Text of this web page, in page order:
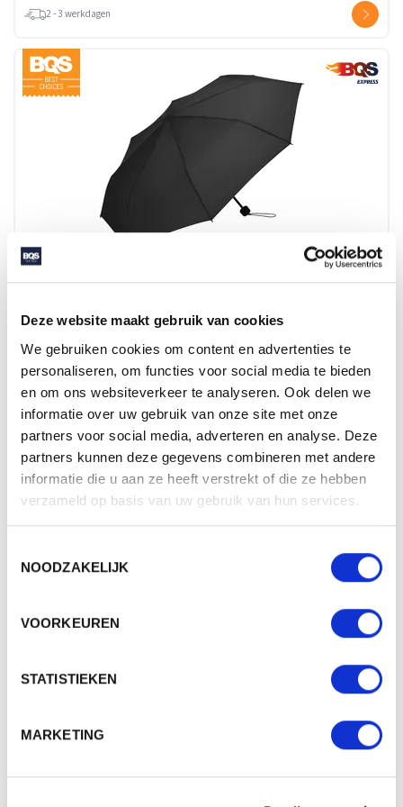
Deze website maakt gebruik van cookies
We gebruiken cookies om content en advertenties te
personaliseren, om functies voor social media te bieden
en om ons websiteverkeer te analyseren. Ook delen we
informatie over uw gebruik van onze site met onze
partners voor social media, adverteren en analyse. Deze
partners kunnen deze gegevens combineren met andere
informatie die u aan ze heeft verstrekt of die ze hebben
verzameld op basis van uw gebruik van hun services.
NOODZAKELIJK
VOORKEUREN
STATISTIEKEN
MARKETING
2 - 3 werkdagen
Beschikbaar in maat (maten): 1SIZE
Merk: FARE
v.a. € 7,65
2 - 3 werkdagen
Beschikbaar in maat (maten): 1SIZE